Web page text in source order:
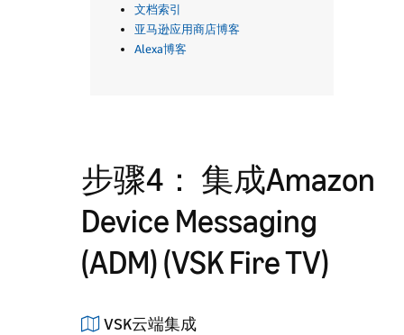
文档索引
亚马逊应用商店博客
Alexa博客
步骤4： 集成Amazon
Device Messaging
(ADM) (VSK Fire TV)
VSK云端集成